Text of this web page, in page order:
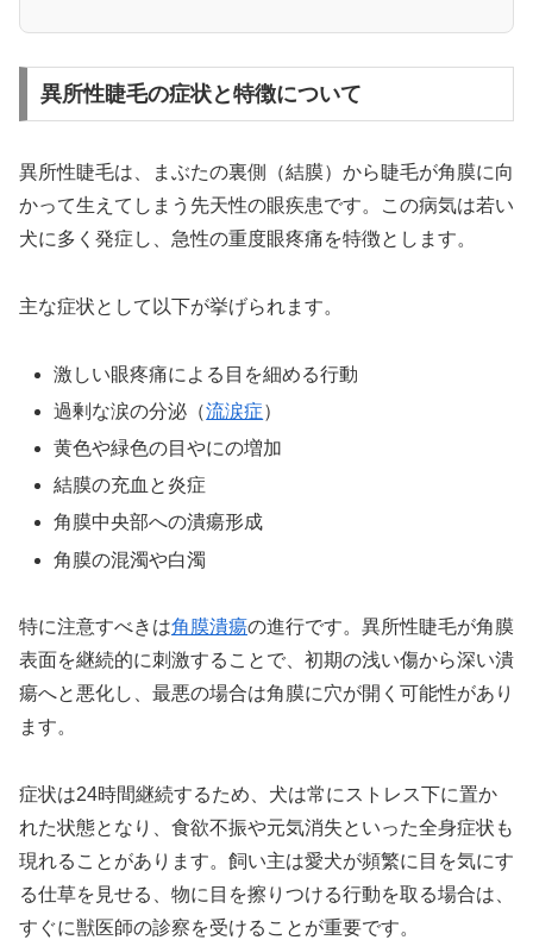
異所性睫毛の症状と特徴について
異所性睫毛は、まぶたの裏側（結膜）から睫毛が角膜に向
かって生えてしまう先天性の眼疾患です。この病気は若い
犬に多く発症し、急性の重度眼疼痛を特徴とします。
主な症状として以下が挙げられます。
激しい眼疼痛による目を細める行動
過剰な涙の分泌（流涙症）
黄色や緑色の目やにの増加
結膜の充血と炎症
角膜中央部への潰瘍形成
角膜の混濁や白濁
特に注意すべきは角膜潰瘍の進行です。異所性睫毛が角膜
表面を継続的に刺激することで、初期の浅い傷から深い潰
瘍へと悪化し、最悪の場合は角膜に穴が開く可能性があり
ます。
症状は24時間継続するため、犬は常にストレス下に置か
れた状態となり、食欲不振や元気消失といった全身症状も
現れることがあります。飼い主は愛犬が頻繁に目を気にす
る仕草を見せる、物に目を擦りつける行動を取る場合は、
すぐに獣医師の診察を受けることが重要です。